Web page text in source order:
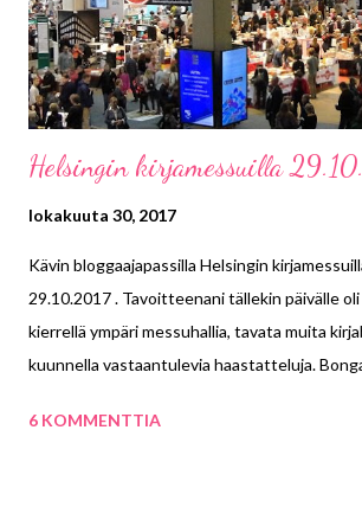
Helsingin kirjamessuilla 29.10.
lokakuuta 30, 2017
Kävin bloggaajapassilla Helsingin
29.10.2017 . Tavoitteenani tällekin päivälle oli
kierrellä ympäri messuhallia, tavata muita
kuunnella vastaantulevia haastatteluja.
kuuntelemaan keskustelua siitä, kuinka voi
6 KOMMENTTIA